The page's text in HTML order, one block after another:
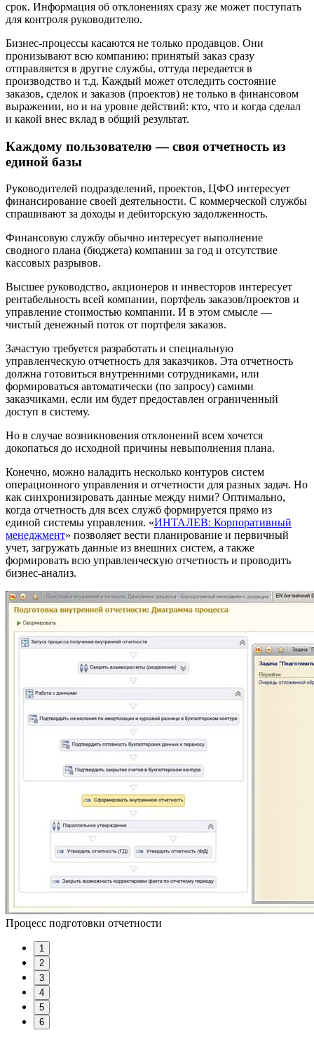
срок. Информация об отклонениях сразу же может поступать
для контроля руководителю.
Бизнес-процессы касаются не только продавцов. Они
пронизывают всю компанию: принятый заказ сразу
отправляется в другие службы, оттуда передается в
производство и т.д. Каждый может отследить состояние
заказов, сделок и заказов (проектов) не только в финансовом
выражении, но и на уровне действий: кто, что и когда сделал
и какой внес вклад в общий результат.
Каждому пользователю — своя отчетность из
единой базы
Руководителей подразделений, проектов, ЦФО интересует
финансирование своей деятельности. С коммерческой службы
спрашивают за доходы и дебиторскую задолженность.
Финансовую службу обычно интересует выполнение
сводного плана (бюджета) компании за год и отсутствие
кассовых разрывов.
Высшее руководство, акционеров и инвесторов интересует
рентабельность всей компании, портфель заказов/проектов и
управление стоимостью компании. И в этом смысле —
чистый денежный поток от портфеля заказов.
Зачастую требуется разработать и специальную
управленческую отчетность для заказчиков. Эта отчетность
должна готовиться внутренними сотрудниками, или
формироваться автоматически (по запросу) самими
заказчиками, если им будет предоставлен ограниченный
доступ в систему.
Но в случае возникновения отклонений всем хочется
докопаться до исходной причины невыполнения плана.
Конечно, можно наладить несколько контуров систем
операционного управления и отчетности для разных задач. Но
как синхронизировать данные между ними? Оптимально,
когда отчетность для всех служб формируется прямо из
единой системы управления. «ИНТАЛЕВ: Корпоративный
менеджмент» позволяет вести планирование и первичный
учет, загружать данные из внешних систем, а также
формировать всю управленческую отчетность и проводить
бизнес-анализ.
Процесс подготовки отчетности
1
2
3
4
5
6